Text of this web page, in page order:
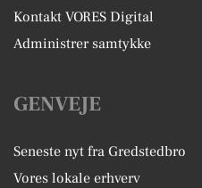
Kontakt VORES Digital
Administrer samtykke
GENVEJE
Seneste nyt fra Gredstedbro
Vores lokale erhverv